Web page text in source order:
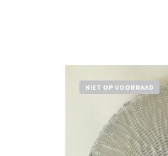
NIET OP VOORRAAD